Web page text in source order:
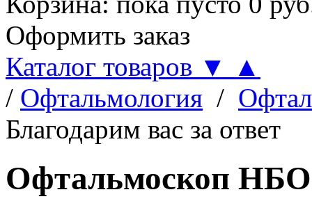
Оформить заказ
Каталог товаров ▼
▲
/ Офтальмология /
Благодарим вас за ответ
Офтальмоскоп